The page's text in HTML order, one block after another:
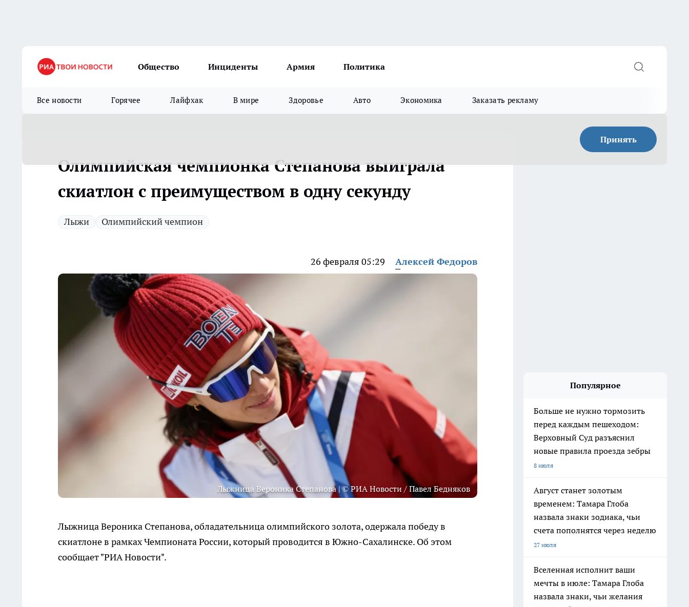
Общество Инциденты Армия Политика
Все новости Горячее Лайфхак В мире Здоровье Авто Экономика Заказать рекламу
Принять
Олимпийская чемпионка Степанова выиграла
скиатлон с преимуществом в одну секунду
Лыжи Олимпийский чемпион
26 февраля 05:29 Алексей Федоров
Лыжница Вероника Степанова | © РИА Новости / Павел Бедняков
Лыжница Вероника Степанова, обладательница олимпийского золота, одержала победу в
скиатлоне в рамках Чемпионата России, который проводится в Южно-Сахалинске. Об этом
сообщает "РИА Новости".
Популярное
Больше не нужно тормозить
перед каждым пешеходом:
Верховный Суд разъяснил
новые правила проезда зебры
8 июля
Август станет золотым
временем: Тамара Глоба
назвала знаки зодиака, чьи
счета пополнятся через неделю
27 июля
Вселенная исполнит ваши
мечты в июле: Тамара Глоба
назвала знаки, чьи желания